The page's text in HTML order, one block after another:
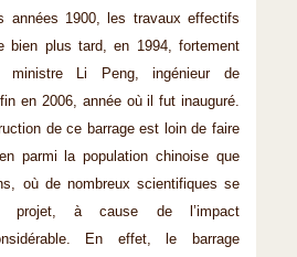
années 1900, les travaux effectifs
bien plus tard, en 1994, fortement
ministre Li Peng, ingénieur de
en 2006, année où il fut inauguré.
de ce barrage est loin de faire
parmi la population chinoise que
où de nombreux scientifiques se
projet, à cause de l’impact
En effet, le barrage